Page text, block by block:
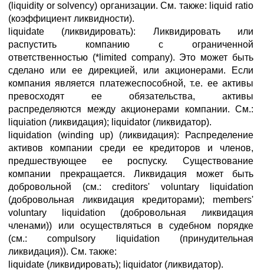
(liquidity or solvency) организации. См. также: liquid ratio
(коэффициент ликвидности).
liquidate (ликвидировать): Ликвидировать или
распустить компанию с ограниченной
ответственностью (*limited company). Это может быть
сделано или ее дирекцией, или акционерами. Если
компания является платежеспособной, т.е. ее активы
превосходят ее обязательства, активы
распределяются между акционерами компании. См.:
liquiation (ликвидация); liquidator (ликвидатор).
liquidation (winding up) (ликвидация): Распределение
активов компании среди ее кредиторов и членов,
предшествующее ее роспуску. Существование
компании прекращается. Ликвидация может быть
добровольной (см.: creditors' voluntary liquidation
(добровольная ликвидация кредиторами); members'
voluntary liquidation (добровольная ликвидация
членами)) или осуществляться в судебном порядке
(см.: compulsory liquidation (принудительная
ликвидация)). См. также:
liquidate (ликвидировать); liquidator (ликвидатор).